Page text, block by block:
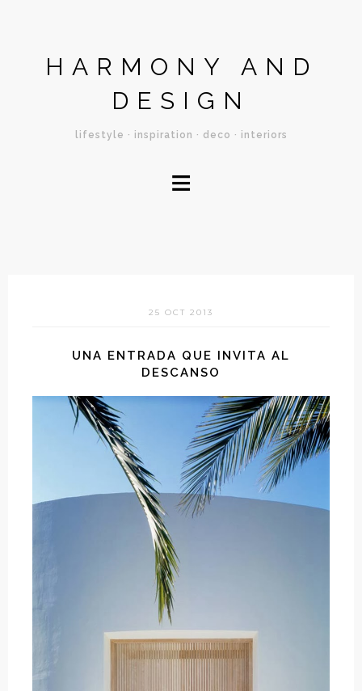
HARMONY AND
DESIGN
lifestyle · inspiration · deco · interiors
≡
25 OCT 2013
UNA ENTRADA QUE INVITA AL
DESCANSO